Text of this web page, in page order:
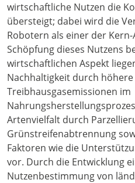
wirtschaftliche Nutzen die
übersteigt; dabei wird die
Robotern als einer der
Schöpfung dieses Nutzens
wirtschaftlichen Aspekt
Nachhaltigkeit durch
Treibhausgasemissionen im
Artenvielfalt durch
Grünstreifenabtrennung
Faktoren wie die
vor. Durch die Entwicklung
Nutzenbestimmung von